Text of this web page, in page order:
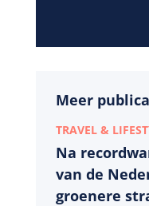
Meer
TRAVEL &
Na
van de
groenere